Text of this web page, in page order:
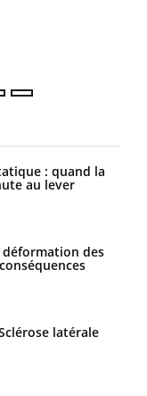
: quand la
au lever
déformation des
latérale